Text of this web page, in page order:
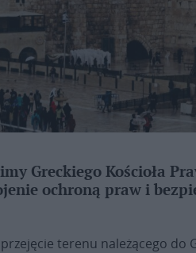
Greckiego Kościoła
ochroną praw i
terenu należącego do